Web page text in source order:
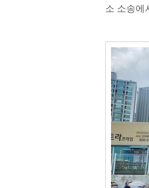
소 소송에